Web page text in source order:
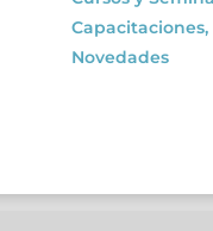
Capacitaciones,
Novedades